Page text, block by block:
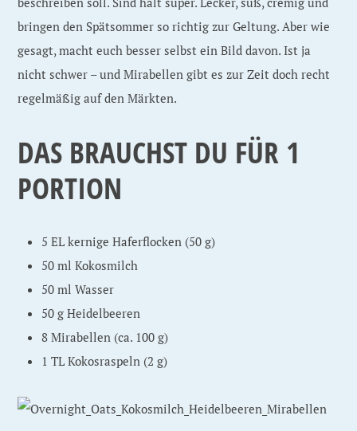
bringen den Spätsommer so richtig zur Geltung. Aber wie
gesagt, macht euch besser selbst ein Bild davon. Ist ja
nicht schwer – und Mirabellen gibt es zur Zeit doch recht
regelmäßig auf den Märkten.
DAS BRAUCHST DU FÜR 1
PORTION
5 EL kernige Haferflocken (50 g)
50 ml Kokosmilch
50 ml Wasser
50 g Heidelbeeren
8 Mirabellen (ca. 100 g)
1 TL Kokosraspeln (2 g)